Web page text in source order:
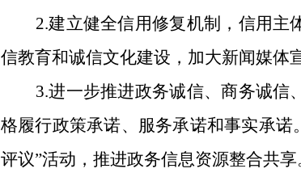
2.建立健全信用修复机制，信用主
信教育和诚信文化建设，加大新闻媒体
3.进一步推进政务诚信、商务诚信
格履行政策承诺、服务承诺和事实承诺
评议”活动，推进政务信息资源整合共享